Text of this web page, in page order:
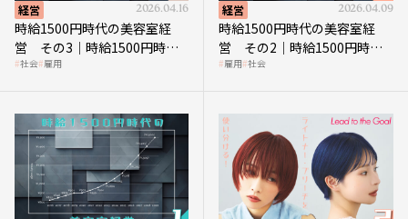
経営 2026.04.16
時給1500円時代の美容室経
営 その3｜時給1500円時
代、美容業はどのような影響
社会 雇用
経営 2026.04.09
時給1500円時代の美容室経
営 その2｜時給1500円時代
に支払う給与はいくらなのか
雇用 社会